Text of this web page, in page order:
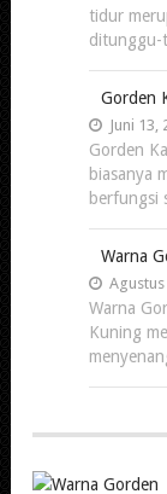
tidur
Gorden
Juni 13,
Gorden
biasanya
berfungsi
Warna
Warna
Kuning